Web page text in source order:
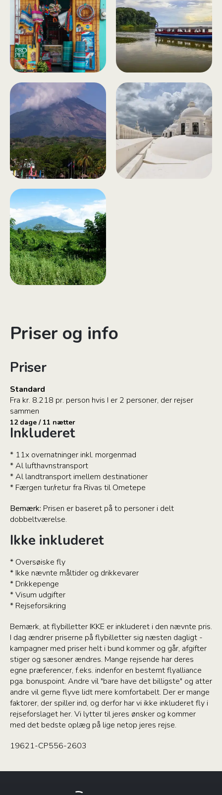
Priser og info
Priser
Standard
Fra kr. 8.218 pr. person hvis I er 2 personer, der rejser
sammen
12 dage / 11 nætter
Inkluderet
* 11x overnatninger inkl. morgenmad
* Al lufthavnstransport
* Al landtransport imellem destinationer
* Færgen tur/retur fra Rivas til Ometepe
Bemærk: Prisen er baseret på to personer i delt
dobbeltværelse.
Ikke inkluderet
* Oversøiske fly
* Ikke nævnte måltider og drikkevarer
* Drikkepenge
* Visum udgifter
* Rejseforsikring
Bemærk, at flybilletter IKKE er inkluderet i den nævnte pris.
I dag ændrer priserne på flybilletter sig næsten dagligt -
kampagner med priser helt i bund kommer og går, afgifter
stiger og sæsoner ændres. Mange rejsende har deres
egne præferencer, f.eks. indenfor en bestemt flyalliance
pga. bonuspoint. Andre vil "bare have det billigste" og atter
andre vil gerne flyve lidt mere komfortabelt. Der er mange
faktorer, der spiller ind, og derfor har vi ikke inkluderet fly i
rejseforslaget her. Vi lytter til jeres ønsker og kommer
med det bedste oplæg på lige netop jeres rejse.
19621-CP556-2603